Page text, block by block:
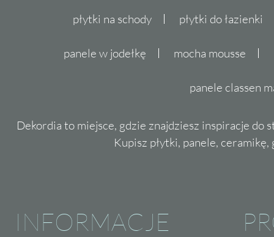
płytki na schody płytki do łazienki
panele w jodełkę mocha mousse
panele classen
Dekordia to miejsce, gdzie znajdziesz inspiracje do
Kupisz płytki, panele,
INFORMACJE